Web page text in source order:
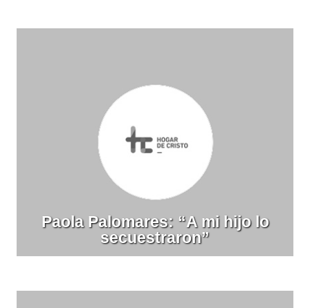
Paola Palomares: “A mi hijo lo
secuestraron”